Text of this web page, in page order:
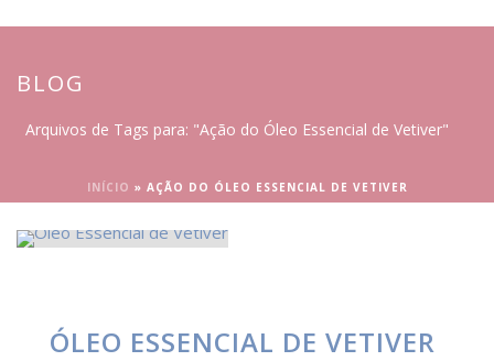
BLOG
Arquivos de Tags para: "Ação do Óleo Essencial de Vetiver"
INÍCIO » AÇÃO DO ÓLEO ESSENCIAL DE VETIVER
ÓLEO ESSENCIAL DE VETIVER